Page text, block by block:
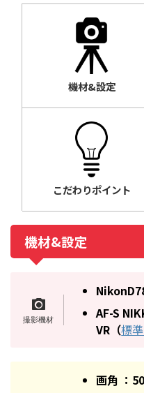
機材&設定
こだわりポイント
機材&設定
AF-S
VR （標
画角 ：